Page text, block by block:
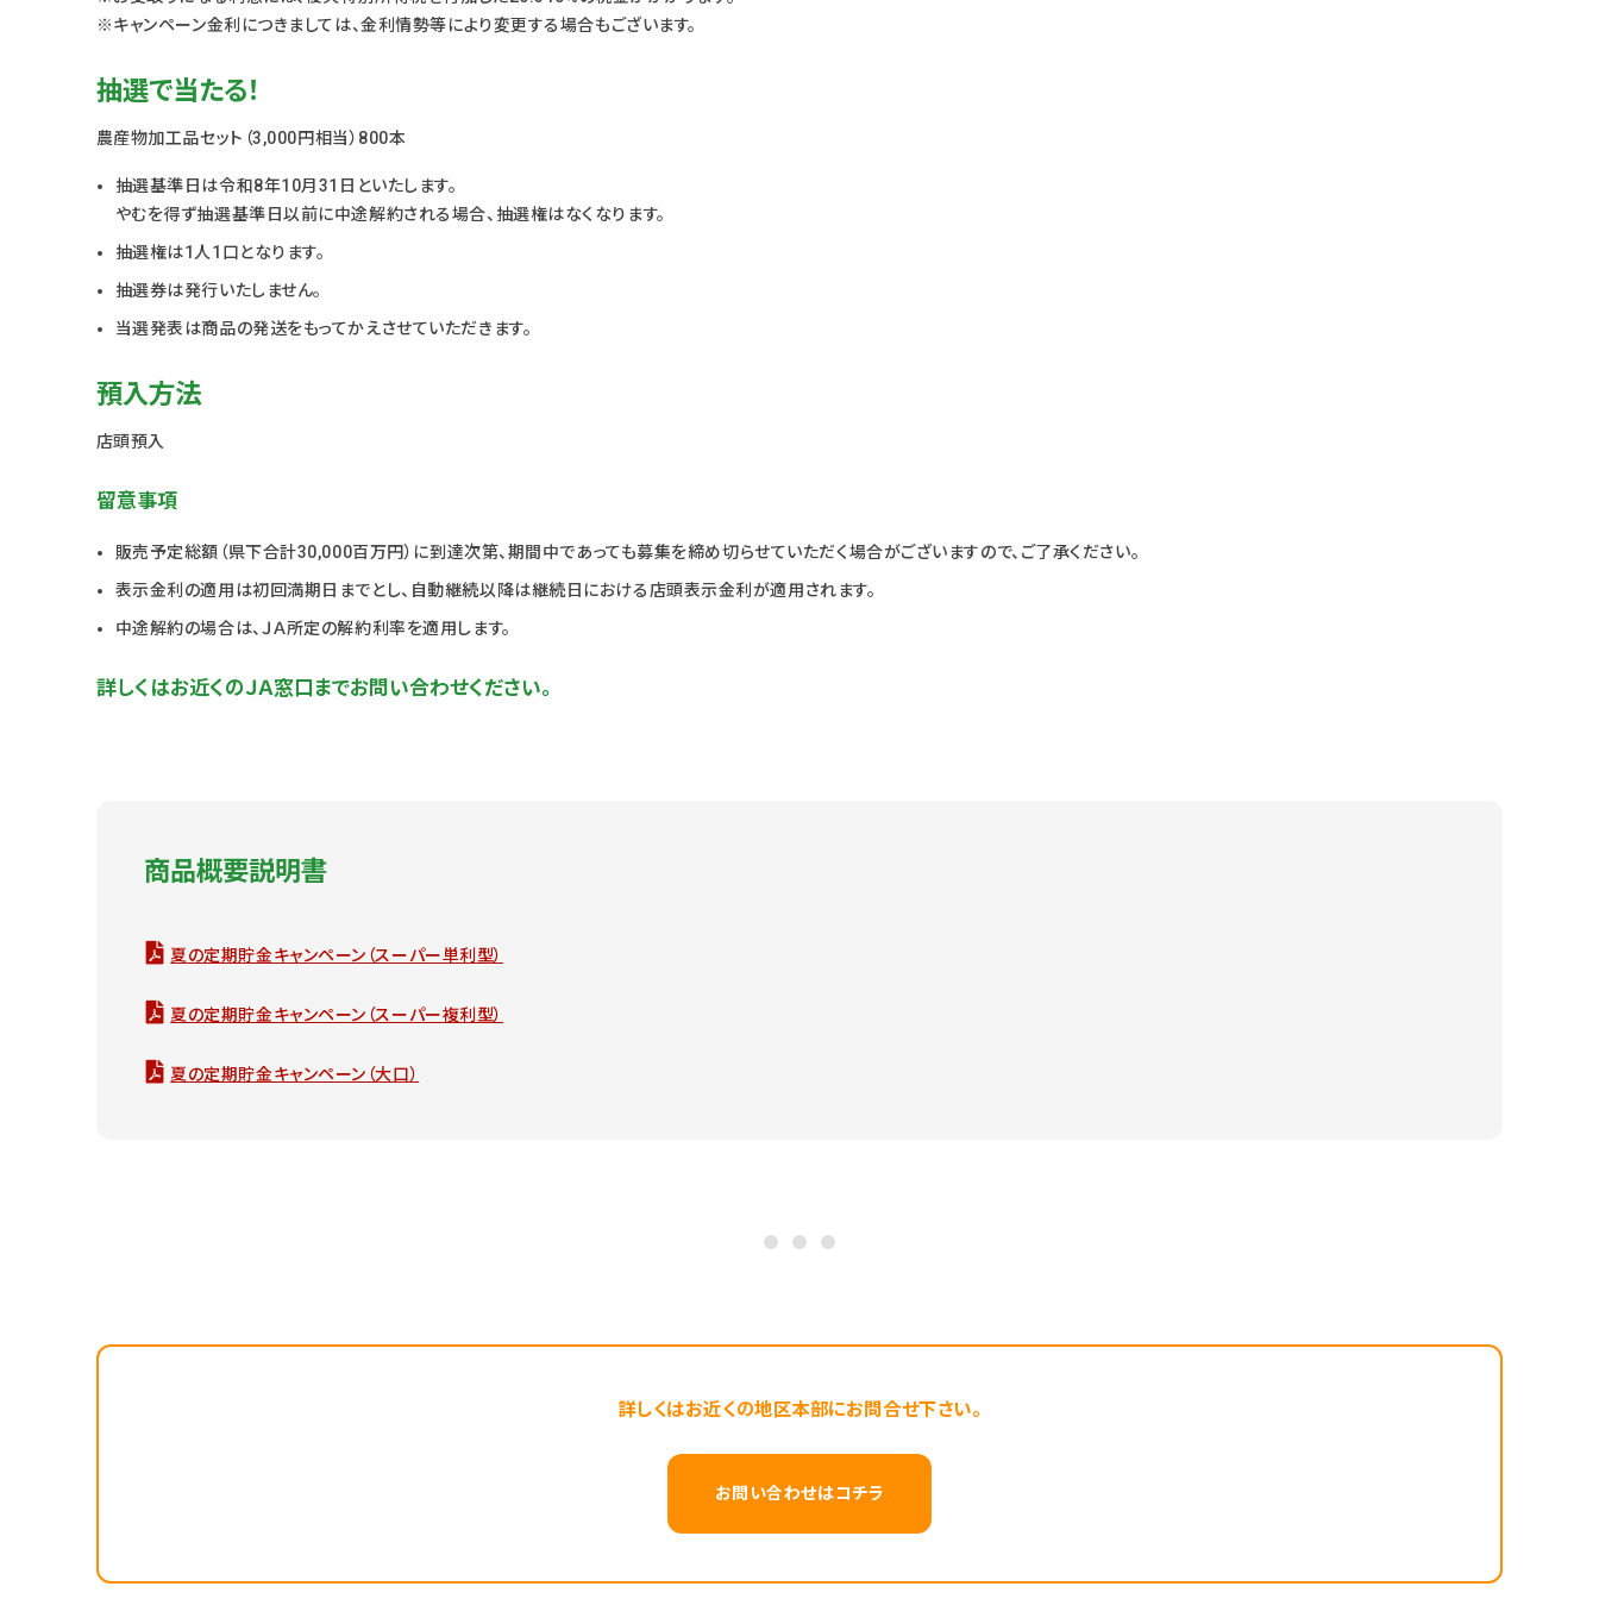
※キャンペーン金利につきましては、金利情勢等により変更する場合もございます。
抽選で当たる！
農産物加工品セット（3,000円相当）800本
抽選基準日は令和8年10月31日といたします。
やむを得ず抽選基準日以前に中途解約される場合、抽選権はなくなります。
抽選権は1人1口となります。
抽選券は発行いたしません。
当選発表は商品の発送をもってかえさせていただきます。
預入方法
店頭預入
留意事項
販売予定総額（県下合計30,000百万円）に到達次第、期間中であっても募集を締め切らせていただく場合がございますので、ご了承ください。
表示金利の適用は初回満期日までとし、自動継続以降は継続日における店頭表示金利が適用されます。
中途解約の場合は、ＪＡ所定の解約利率を適用します。
詳しくはお近くのＪＡ窓口までお問い合わせください。
商品概要説明書
夏の定期貯金キャンペーン（スーパー単利型）
夏の定期貯金キャンペーン（スーパー複利型）
夏の定期貯金キャンペーン（大口）
詳しくはお近くの地区本部にお問合せ下さい。
お問い合わせはコチラ